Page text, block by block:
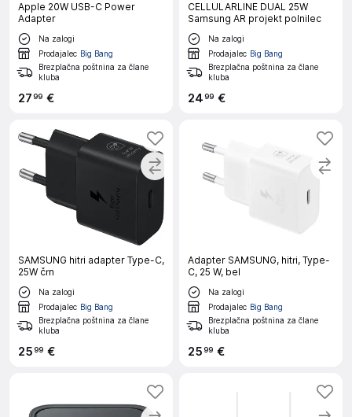
Apple 20W USB-C Power
Adapter
Na zalogi
Prodajalec Big Bang
Brezplačna poštnina za člane
kluba
2799 €
CELLULARLINE DUAL 25W
Samsung AR projekt polnilec
Na zalogi
Prodajalec Big Bang
Brezplačna poštnina za člane
kluba
2499 €
SAMSUNG hitri adapter Type-C,
25W črn
Na zalogi
Prodajalec Big Bang
Brezplačna poštnina za člane
kluba
2599 €
Adapter SAMSUNG, hitri, Type-
C, 25 W, bel
Na zalogi
Prodajalec Big Bang
Brezplačna poštnina za člane
kluba
2599 €